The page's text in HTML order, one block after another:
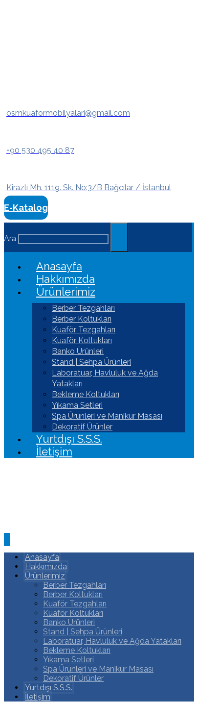
osmkuaformobilyalari@gmail.com
+90 530 495 40 87
Kirazlı Mh. 1119. Sk. No:3/B Bağcılar / İstanbul
E-Katalog
Ara
Anasayfa
Hakkımızda
Ürünlerimiz
Berber Tezgahları
Berber Koltukları
Kuaför Tezgahları
Kuaför Koltukları
Banko Ürünleri
Stand | Sehpa Ürünleri
Laboratuar, Havluluk ve Ağda
Yatakları
Bekleme Koltukları
Yıkama Setleri
Spa Ürünleri ve Manikür Masası
Dekoratif Ürünler
Yurtdışı S.S.S.
İletişim
Anasayfa
Hakkımızda
Ürünlerimiz
Berber Tezgahları
Berber Koltukları
Kuaför Tezgahları
Kuaför Koltukları
Banko Ürünleri
Stand | Sehpa Ürünleri
Laboratuar, Havluluk ve Ağda Yatakları
Bekleme Koltukları
Yıkama Setleri
Spa Ürünleri ve Manikür Masası
Dekoratif Ürünler
Yurtdışı S.S.S.
İletişim